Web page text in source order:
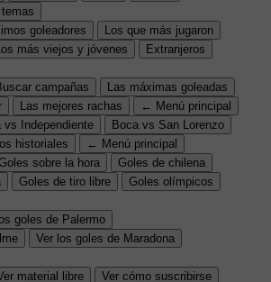
goleadores
Los que más jugaron
más viejos y jóvenes
Extranjeros
campañas
Las máximas goleadas
Las mejores rachas
← Menú principal
vs Independiente
Boca vs San Lorenzo
historiales
← Menú principal
sobre la hora
Goles de chilena
Goles de tiro libre
Goles olímpicos
goles de Palermo
Ver los goles de Maradona
material libre Ver cómo suscribirse